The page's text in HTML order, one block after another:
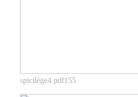
spicilège4 pdf155